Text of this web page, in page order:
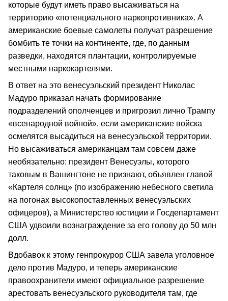
которые будут иметь право высаживаться на
территорию «потенциального наркопротивника». А
американские боевые самолеты получат разрешение
бомбить те точки на континенте, где, по данным
разведки, находятся плантации, контролируемые
местными наркокартелями.
В ответ на это венесуэльский президент Николас
Мадуро приказал начать формирование
подразделений ополченцев и пригрозил лично Трампу
«всенародной войной», если американские войска
осмелятся высадиться на венесуэльской территории.
Но высаживаться американцам там совсем даже
необязательно: президент Венесуэлы, которого
таковым в Вашингтоне не признают, объявлен главой
«Картеля солнц» (по изображению небесного светила
на погонах высокопоставленных венесуэльских
офицеров), а Министерство юстиции и Госдепартамент
США удвоили вознаграждение за его голову до 50 млн
долл.
Вдобавок к этому генпрокурор США завела уголовное
дело против Мадуро, и теперь американские
правоохранители имеют официальное разрешение
арестовать венесуэльского руководителя там, где